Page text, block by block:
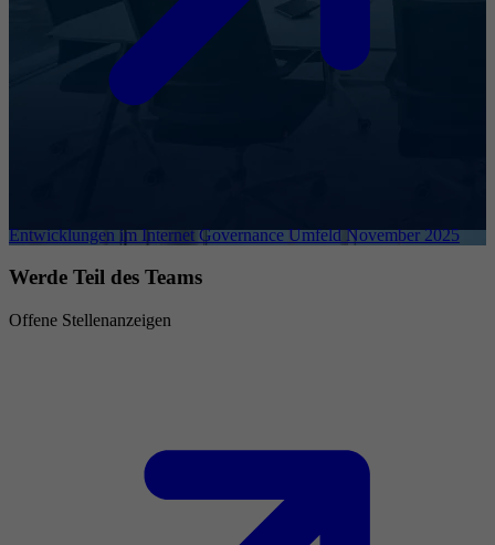
Entwicklungen im Internet Governance Umfeld November 2025
Werde Teil des Teams
Offene Stellenanzeigen